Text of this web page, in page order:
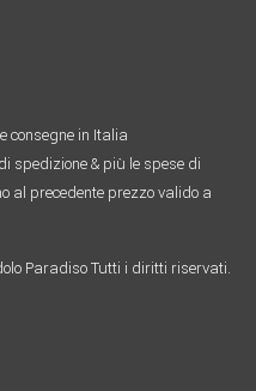
consegne in Italia
spedizione & più le spese di
al precedente prezzo valido a
Paradiso Tutti i diritti riservati.